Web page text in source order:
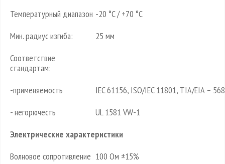
Температурный диапазон -20 °C / +70 °C
Мин. радиус изгиба:
25 мм
Соответствие
стандартам:
-применяемость
IEC 61156, ISO/IEC 11801, TIA/EIA – 568
- негорючесть
UL 1581 VW-1
Электрические характеристики
Волновое сопротивление 100 Ом ±15%